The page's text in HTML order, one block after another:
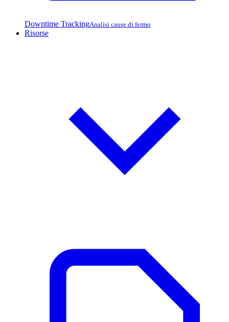
Downtime TrackingAnalisi cause di fermo
Risorse